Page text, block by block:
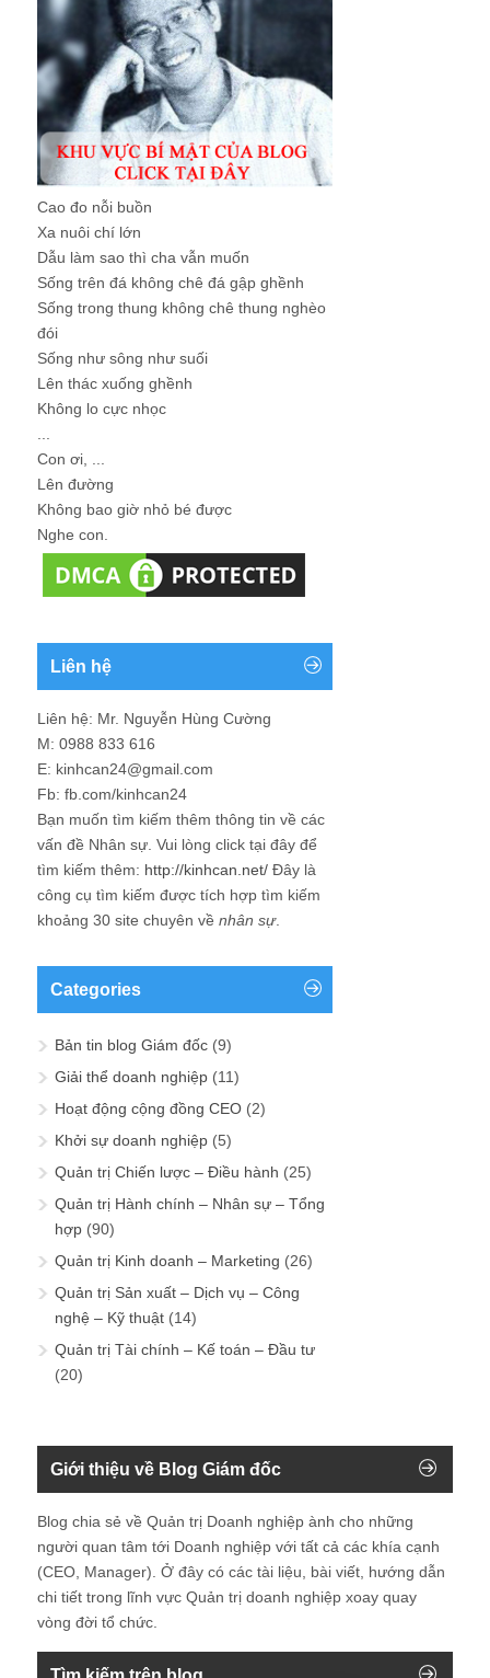
Cao đo nỗi buồn
Xa nuôi chí lớn
Dẫu làm sao thì cha vẫn muốn
Sống trên đá không chê đá gập ghềnh
Sống trong thung không chê thung nghèo
đói
Sống như sông như suối
Lên thác xuống ghềnh
Không lo cực nhọc
Con ơi, ...
Lên đường
Không bao giờ nhỏ bé được
Nghe con.
Liên hệ
Liên hệ: Mr. Nguyễn Hùng Cường
M: 0988 833 616
E: kinhcan24@gmail.com
Fb: fb.com/kinhcan24
Bạn muốn tìm kiếm thêm thông tin về các
vấn đề Nhân sự . Vui lòng click tại đây để
tìm kiếm thêm: http://kinhcan.net/ Đây là
công cụ tìm kiếm được tích hợp tìm kiếm
khoảng 30 site chuyên về nhân sự.
Categories
Bản tin blog Giám đốc (9)
Giải thể doanh nghiệp (11)
Hoạt động cộng đồng CEO (2)
Khởi sự doanh nghiệp (5)
Quản trị Chiến lược – Điều hành (25)
Quản trị Hành chính – Nhân sự – Tổng
hợp (90)
Quản trị Kinh doanh – Marketing (26)
Quản trị Sản xuất – Dịch vụ – Công
nghệ – Kỹ thuật (14)
Quản trị Tài chính – Kế toán – Đầu tư
(20)
Giới thiệu về Blog Giám đốc
Blog chia sẻ về Quản trị Doanh nghiệp ành cho những
người quan tâm tới Doanh nghiệp với tất cả các khía cạnh
(CEO, Manager). Ở đây có các tài liệu, bài viết, hướng dẫn
chi tiết trong lĩnh vực Quản trị doanh nghiệp xoay quay
vòng đời tổ chức.